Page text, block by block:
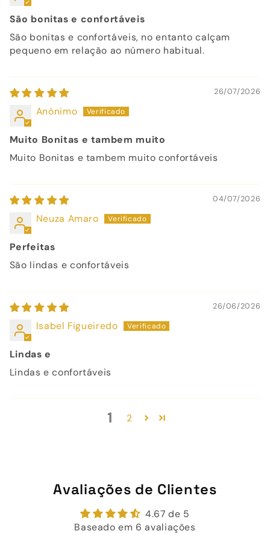
São bonitas e confortáveis
São bonitas e confortáveis, no entanto calçam
pequeno em relação ao número habitual.
26/07/2026
Anónimo
Muito Bonitas e tambem muito
Muito Bonitas e tambem muito confortáveis
04/07/2026
Neuza Amaro
Perfeitas
São lindas e confortáveis
26/06/2026
Isabel Figueiredo
Lindas e
Lindas e confortáveis
1 2
Avaliações de Clientes
4.67 de 5
Baseado em 6 avaliações